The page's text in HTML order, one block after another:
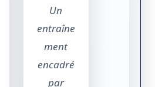
Un
entraîne
ment
encadré
par